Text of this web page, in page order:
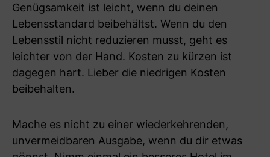
Genügsamkeit ist leicht, wenn du deinen
Lebensstandard beibehältst. Wenn du den
Lebensstil nicht reduzieren musst, geht es
leichter von der Hand. Kosten zu kürzen ist
dagegen hart. Lieber die niedrigen Kosten
beibehalten.
Mache es nicht zu einer wiederkehrenden,
unvermeidbaren Ausgabe, wenn du dir etwas